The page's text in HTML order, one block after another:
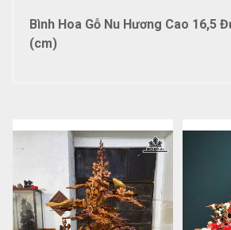
Bình Hoa Gỗ Nu Hương Cao 16,5
(cm)